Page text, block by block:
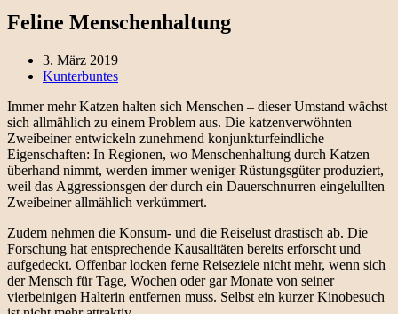
Feline Menschenhaltung
3. März 2019
Kunterbuntes
Immer mehr Katzen halten sich Menschen – dieser Umstand wächst
sich allmählich zu einem Problem aus. Die katzenverwöhnten
Zweibeiner entwickeln zunehmend konjunkturfeindliche
Eigenschaften: In Regionen, wo Menschenhaltung durch Katzen
überhand nimmt, werden immer weniger Rüstungsgüter produziert,
weil das Aggressionsgen der durch ein Dauerschnurren eingelullten
Zweibeiner allmählich verkümmert.
Zudem nehmen die Konsum- und die Reiselust drastisch ab. Die
Forschung hat entsprechende Kausalitäten bereits erforscht und
aufgedeckt. Offenbar locken ferne Reiseziele nicht mehr, wenn sich
der Mensch für Tage, Wochen oder gar Monate von seiner
vierbeinigen Halterin entfernen muss. Selbst ein kurzer Kinobesuch